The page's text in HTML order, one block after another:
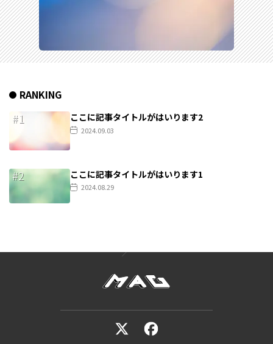
RANKING
ここに記事タイトルがはいります2
2024.09.03
ここに記事タイトルがはいります1
2024.08.29